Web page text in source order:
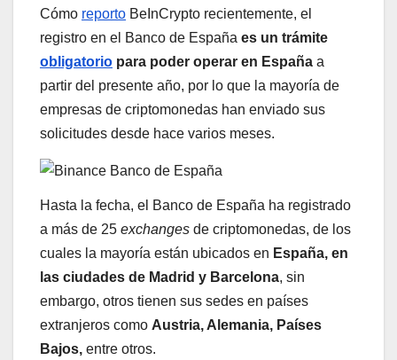
Cómo reporto BeInCrypto recientemente, el
registro en el Banco de España es un trámite
obligatorio para poder operar en España a
partir del presente año, por lo que la mayoría de
empresas de criptomonedas han enviado sus
solicitudes desde hace varios meses.
Hasta la fecha, el Banco de España ha registrado
a más de 25 exchanges de criptomonedas, de los
cuales la mayoría están ubicados en España, en
las ciudades de Madrid y Barcelona, sin
embargo, otros tienen sus sedes en países
extranjeros como Austria, Alemania, Países
Bajos, entre otros.